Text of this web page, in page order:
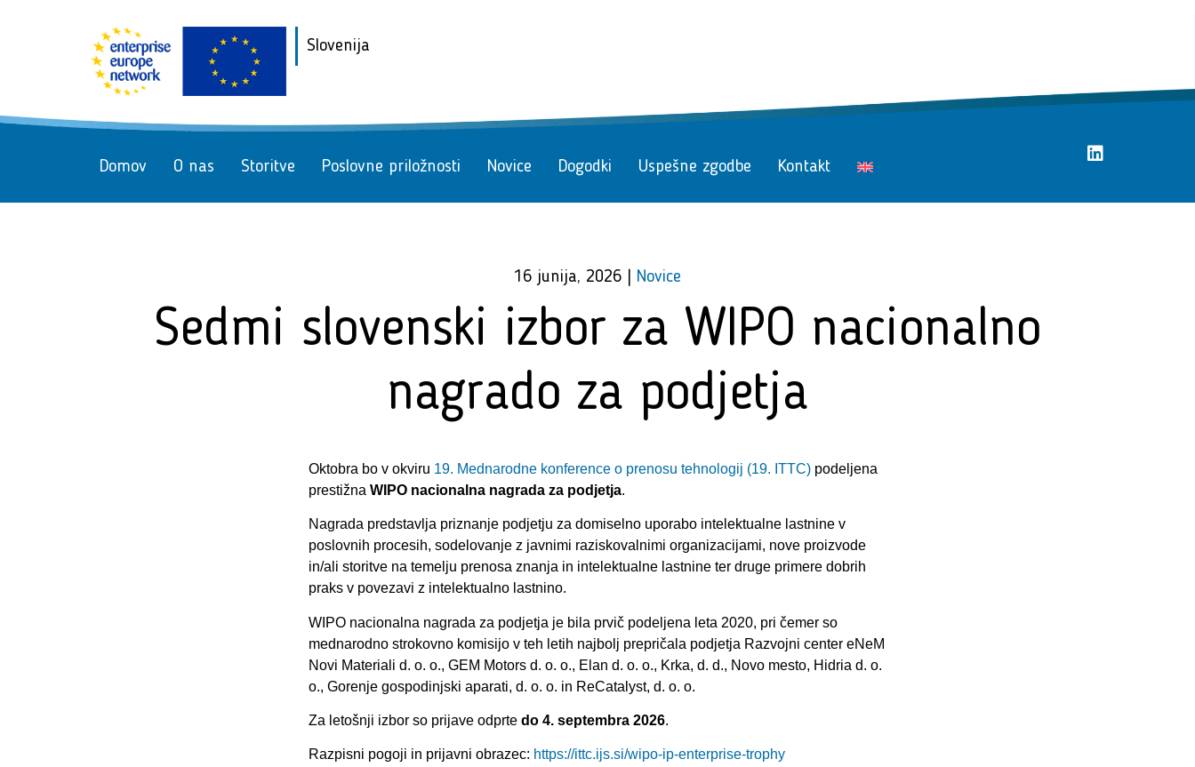
Slovenija
Domov O nas Storitve Poslovne priložnosti Novice Dogodki Uspešne zgodbe Kontakt
16 junija, 2026 Novice
Sedmi slovenski izbor za WIPO nacionalno
nagrado za podjetja
Oktobra bo v okviru 19. Mednarodne konference o prenosu tehnologij (19. ITTC) podeljena
prestižna WIPO nacionalna nagrada za podjetja.
Nagrada predstavlja priznanje podjetju za domiselno uporabo intelektualne lastnine v
poslovnih procesih, sodelovanje z javnimi raziskovalnimi organizacijami, nove proizvode
in/ali storitve na temelju prenosa znanja in intelektualne lastnine ter druge primere dobrih
praks v povezavi z intelektualno lastnino.
WIPO nacionalna nagrada za podjetja je bila prvič podeljena leta 2020, pri čemer so
mednarodno strokovno komisijo v teh letih najbolj prepričala podjetja Razvojni center eNeM
Novi Materiali d. o. o., GEM Motors d. o. o., Elan d. o. o., Krka, d. d., Novo mesto, Hidria d. o.
o., Gorenje gospodinjski aparati, d. o. o. in ReCatalyst, d. o. o.
Za letošnji izbor so prijave odprte do 4. septembra 2026.
Razpisni pogoji in prijavni obrazec: https://ittc.ijs.si/wipo-ip-enterprise-trophy